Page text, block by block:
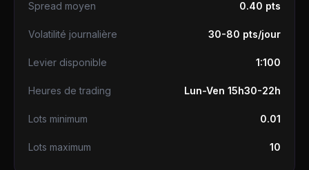
Spread moyen 0.40 pts
Volatilité journalière 30-80 pts/jour
Levier disponible 1:100
Heures de trading Lun-Ven 15h30-22h
Lots minimum 0.01
Lots maximum 10